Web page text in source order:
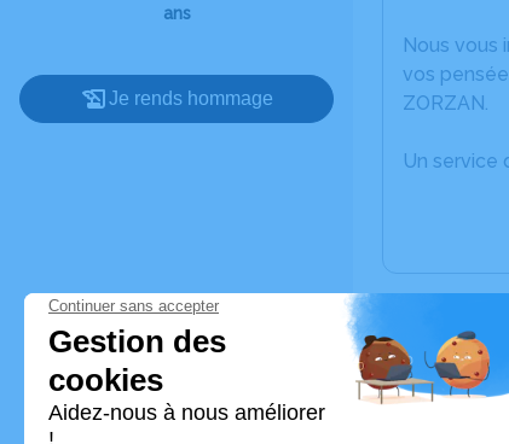
ans
Je rends hommage
Nous vous
vos
ZORZAN.
Un service